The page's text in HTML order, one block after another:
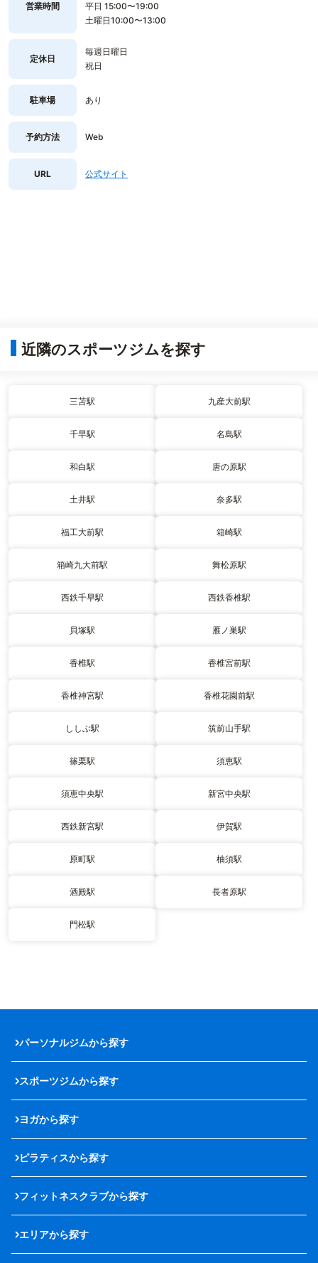
営業時間
平日 15:00〜19:00
土曜日10:00〜13:00
定休日
毎週日曜日
祝日
駐車場 あり
予約方法 Web
URL 公式サイト
近隣のスポーツジムを探す
三苫駅 九産大前駅
千早駅 名島駅
和白駅 唐の原駅
土井駅 奈多駅
福工大前駅 箱崎駅
箱崎九大前駅 舞松原駅
西鉄千早駅 西鉄香椎駅
貝塚駅 雁ノ巣駅
香椎駅 香椎宮前駅
香椎神宮駅 香椎花園前駅
ししぶ駅 筑前山手駅
篠栗駅 須恵駅
須恵中央駅 新宮中央駅
西鉄新宮駅 伊賀駅
原町駅 柚須駅
酒殿駅 長者原駅
門松駅
パーソナルジムから探す
スポーツジムから探す
ヨガから探す
ピラティスから探す
フィットネスクラブから探す
エリアから探す